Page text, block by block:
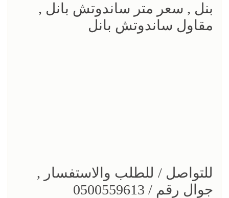
بنل , سعر متر ساندوتش بانل ,
مقاول ساندوتش بانل
للتواصل / للطلب والاستفسار ,
جوال رقم / 0500559613